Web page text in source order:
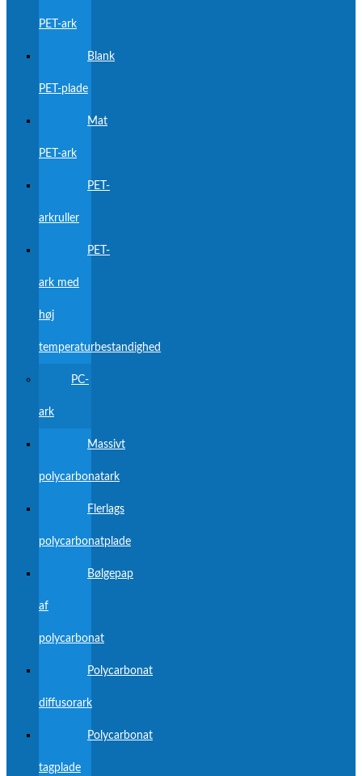
PET-ark
Blank
PET-plade
Mat
PET-ark
PET-
arkruller
PET-
ark med
høj
temperaturbestandighed
PC-
ark
Massivt
polycarbonatark
Flerlags
polycarbonatplade
Bølgepap
af
polycarbonat
Polycarbonat
diffusorark
Polycarbonat
tagplade